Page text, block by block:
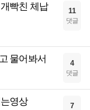
빡친 체납
11
댓글
물어봐서 4
댓글
영상 7